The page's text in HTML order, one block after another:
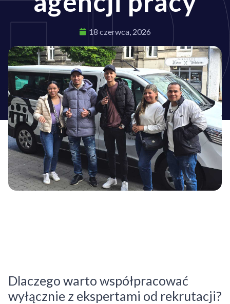
18 czerwca, 2026
Dlaczego warto współpracować
wyłącznie z ekspertami od rekrutacji?